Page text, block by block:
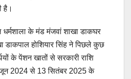
है।
के मंड मंजवां शाखा डाकघर
डाकपाल होशियार सिंह ने पिछले कुछ
के पेंशन खातों से सरकारी राशि
2024 से 13 सितंबर 2025 के